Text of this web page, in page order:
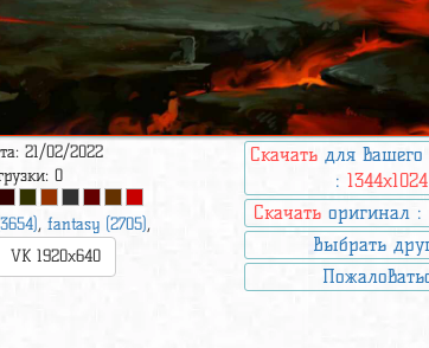
21/02/2022
0
,fantasy (2705),
VK 1920x640
Скачать для
:1344x1024
Скачать оригинал :
Выбрать